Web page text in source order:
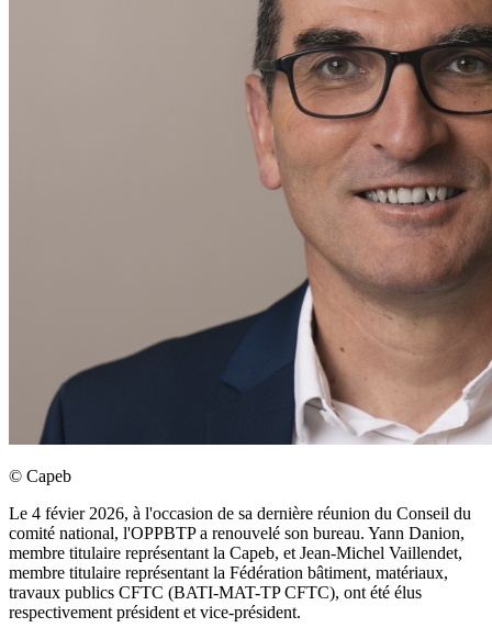
© Capeb
Le 4 févier 2026, à l'occasion de sa dernière réunion du Conseil du
comité national, l'OPPBTP a renouvelé son bureau. Yann Danion,
membre titulaire représentant la Capeb, et Jean-Michel Vaillendet,
membre titulaire représentant la Fédération bâtiment, matériaux,
travaux publics CFTC (BATI-MAT-TP CFTC), ont été élus
respectivement président et vice-président.